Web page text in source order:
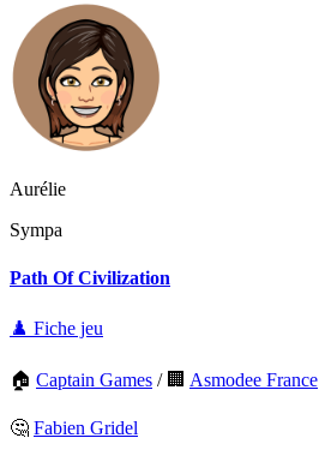
Aurélie
Sympa
Path Of Civilization
♟️ Fiche jeu
🏠 Captain Games / 🏢 Asmodee France
🤔 Fabien Gridel